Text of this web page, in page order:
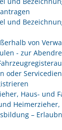
und
von
- zur
oder
Haus- und
–